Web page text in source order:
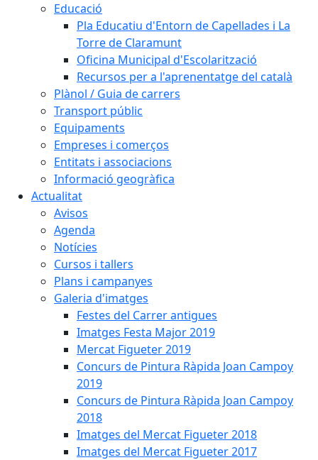
Educació
Pla Educatiu d'Entorn de Capellades i La
Torre de Claramunt
Oficina Municipal d'Escolarització
Recursos per a l'aprenentatge del català
Plànol / Guia de carrers
Transport públic
Equipaments
Empreses i comerços
Entitats i associacions
Informació geogràfica
Actualitat
Avisos
Agenda
Notícies
Cursos i tallers
Plans i campanyes
Galeria d'imatges
Festes del Carrer antigues
Imatges Festa Major 2019
Mercat Figueter 2019
Concurs de Pintura Ràpida Joan Campoy
2019
Concurs de Pintura Ràpida Joan Campoy
2018
Imatges del Mercat Figueter 2018
Imatges del Mercat Figueter 2017